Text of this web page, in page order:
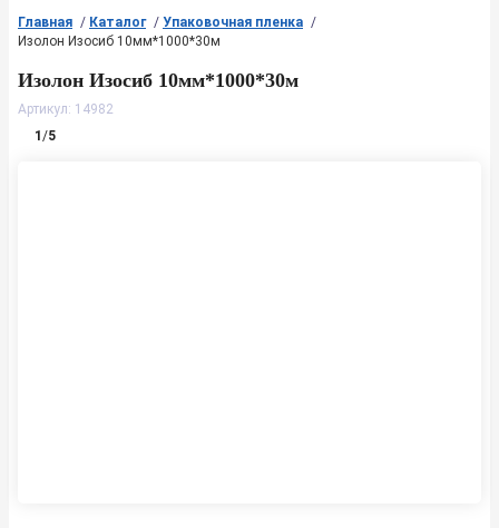
Главная Каталог
Упаковочная пленка
Изолон Изосиб 10мм*1000*30м
Изолон Изосиб 10мм*1000*30м
Артикул: 14982
1 /5